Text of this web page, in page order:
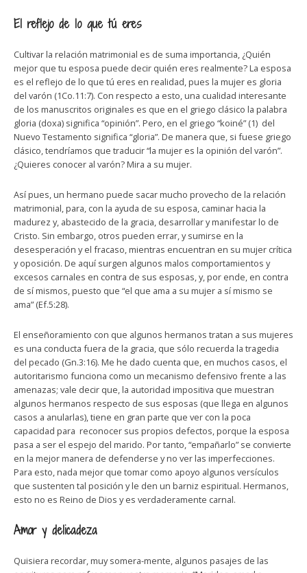
El reflejo de lo que tú eres
Cultivar la relación matrimonial es de suma importancia, ¿Quién
mejor que tu esposa puede decir quién eres realmente? La esposa
es el reflejo de lo que tú eres en realidad, pues la mujer es gloria
del varón (1Co.11:7). Con respecto a esto, una cualidad interesante
de los manuscritos originales es que en el griego clásico la palabra
gloria (doxa) significa “opinión”. Pero, en el griego “koiné” (1) del
Nuevo Testamento significa “gloria”. De manera que, si fuese griego
clásico, tendríamos que traducir “la mujer es la opinión del varón”.
¿Quieres conocer al varón? Mira a su mujer.
Así pues, un hermano puede sacar mucho provecho de la relación
matrimonial, para, con la ayuda de su esposa, caminar hacia la
madurez y, abastecido de la gracia, desarrollar y manifestar lo de
Cristo. Sin embargo, otros pueden errar, y sumirse en la
desesperación y el fracaso, mientras encuentran en su mujer crítica
y oposición. De aquí surgen algunos malos comportamientos y
excesos carnales en contra de sus esposas, y, por ende, en contra
de sí mismos, puesto que “el que ama a su mujer a sí mismo se
ama” (Ef.5:28).
El enseñoramiento con que algunos hermanos tratan a sus mujeres
es una conducta fuera de la gracia, que sólo recuerda la tragedia
del pecado (Gn.3:16). Me he dado cuenta que, en muchos casos, el
autoritarismo funciona como un mecanismo defensivo frente a las
amenazas; vale decir que, la autoridad impositiva que muestran
algunos hermanos respecto de sus esposas (que llega en algunos
casos a anularlas), tiene en gran parte que ver con la poca
capacidad para reconocer sus propios defectos, porque la esposa
pasa a ser el espejo del marido. Por tanto, “empañarlo” se convierte
en la mejor manera de defenderse y no ver las imperfecciones.
Para esto, nada mejor que tomar como apoyo algunos versículos
que sustenten tal posición y le den un barniz espiritual. Hermanos,
esto no es Reino de Dios y es verdaderamente carnal.
Amor y delicadeza
Quisiera recordar, muy somera-mente, algunos pasajes de las